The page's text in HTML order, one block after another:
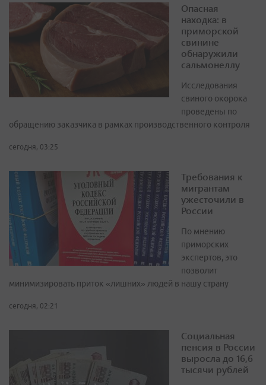
Опасная
находка: в
приморской
свинине
обнаружили
сальмонеллу
Исследования
свиного окорока
проведены по
обращению заказчика в рамках производственного контроля
сегодня, 03:25
Требования к
мигрантам
ужесточили в
России
По мнению
приморских
экспертов, это
позволит
минимизировать приток «лишних» людей в нашу страну
сегодня, 02:21
Социальная
пенсия в России
выросла до 16,6
тысячи рублей